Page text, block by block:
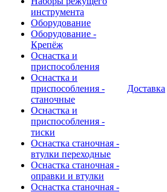
инструмента
Оборудование
Оборудование -
Крепёж
Оснастка и
приспособления
Оснастка и
приспособления -
станочные
Оснастка и
приспособления -
тиски
Оснастка станочная -
втулки переходные
Оснастка станочная -
оправки и втулки
Оснастка станочная -
Доставка